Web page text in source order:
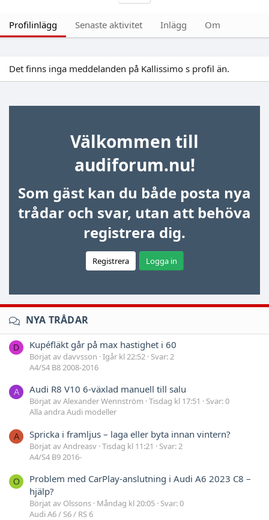
Profilinlägg Senaste aktivitet Inlägg Om
Det finns inga meddelanden på Kallissimo s profil än.
Välkommen till
audiforum.nu!
Som gäst kan du både posta nya
trådar och svar, utan att behöva
registrera dig.
Registrera Logga in
NYA TRÅDAR
D Kupéfläkt går på max hastighet i 60
Börjat av davvsson Igår kl 22:52 Svar: 2
A4/S4 B8 2008-2016
A Audi R8 V10 6-växlad manuell till salu
Börjat av Alexander Wennström Tisdag kl 17:51
Svar: 0
Alla andra Audi modeller
A Spricka i framljus – laga eller byta innan vintern?
Börjat av Andreasv Tisdag kl 11:21
Svar: 2
A4/S4 B9 2016-
O
Problem med CarPlay-anslutning i Audi A6 2023 C8 –
hjälp?
Börjat av Olssons Måndag kl 20:05 Svar: 0
Audi A6 / S6 / RS 6